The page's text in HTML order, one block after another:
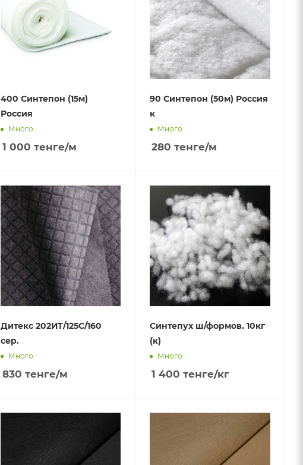
400 Синтепон (15м)
Россия
Много
1 000 тенге/м
90 Синтепон (50м) Россия
к
Много
280 тенге/м
Дитекс 202ИТ/125С/160
сер.
Много
830 тенге/м
Синтепух ш/формов. 10кг
(к)
Много
1 400 тенге/кг